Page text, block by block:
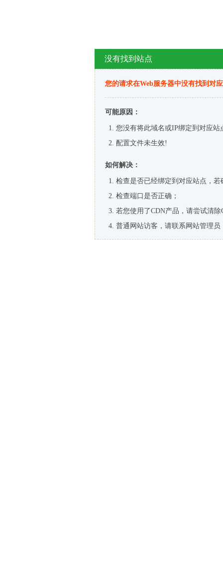
没有找到站点
您的请求在Web服务器中没有找到对
可能原因：
您没有将此域名或IP绑定到对应站
配置文件未生效!
如何解决：
检查是否已经绑定到对应站点，
检查端口是否正确；
若您使用了CDN产品，请尝试清除
普通网站访客，请联系网站管理员